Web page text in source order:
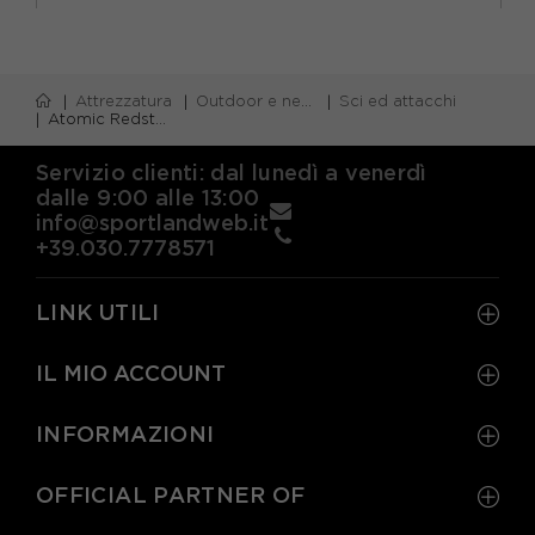
Attrezzatura Outdoor e neve
Sci ed attacchi
Atomic Redster S8 Revo C.Afi + Attacchi Xx12Gw Rosso Nero - Sci Uomo
Servizio clienti: dal lunedì a venerdì
dalle 9:00 alle 13:00
info@sportlandweb.it
+39.030.7778571
LINK UTILI
IL MIO ACCOUNT
INFORMAZIONI
OFFICIAL PARTNER OF